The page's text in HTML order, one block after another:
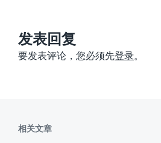
：
发表回复
要发表评论，您必须先登录。
相关文章